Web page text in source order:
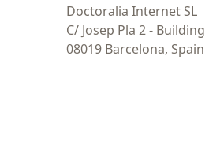
Doctoralia Internet SL
C/ Josep Pla 2 -
08019 Barcelona, Spain